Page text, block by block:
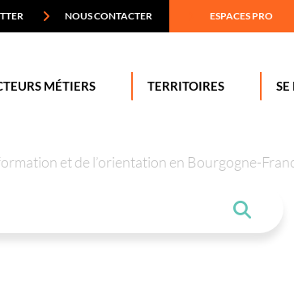
NOUS CONTACTER ESPACES PRO
MÉTIERS TERRITOIRES SE
et de l’orientation en Bourgogne-